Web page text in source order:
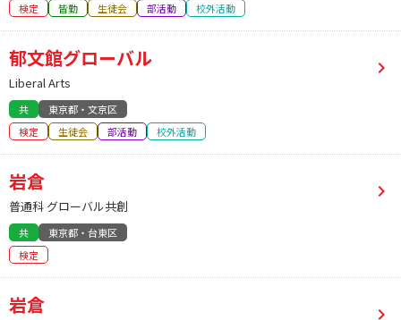
検定
皆勤 生徒会 部活動 校外活動
郁文館グローバル
Liberal Arts
共
東京都・文京区
検定
生徒会 部活動 校外活動
岩倉
普通科 グローバル共創
共
東京都・台東区
検定
岩倉